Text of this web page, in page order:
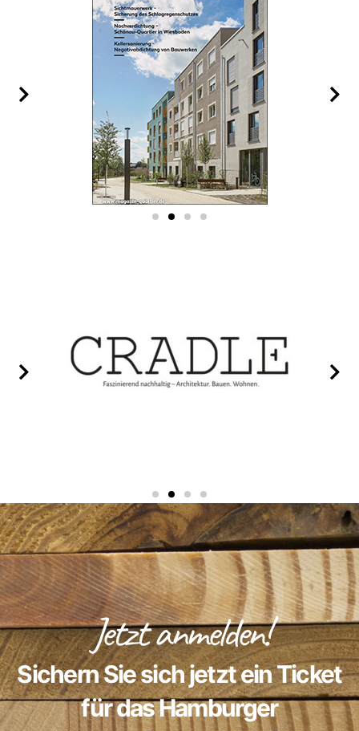
Jetzt anmelden!
Sichern Sie sich jetzt ein Ticket
für das Hamburger